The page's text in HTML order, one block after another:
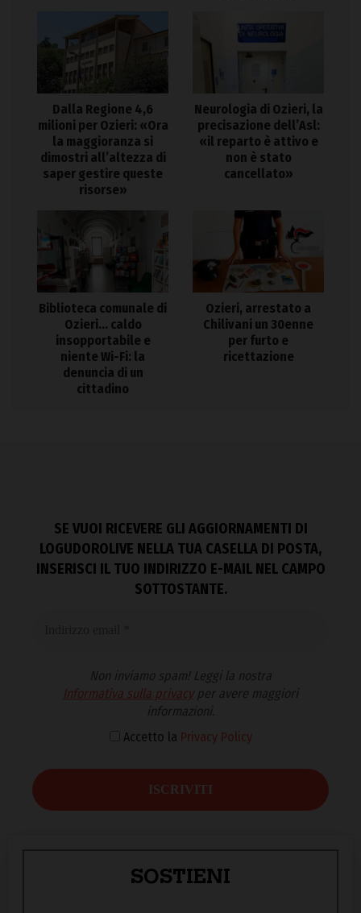
Dalla Regione 4,6
milioni per Ozieri: «Ora
la maggioranza si
dimostri all’altezza di
saper gestire queste
risorse»
Neurologia di Ozieri, la
precisazione dell’Asl:
«il reparto è attivo e
non è stato
cancellato»
Biblioteca comunale di
Ozieri… caldo
insopportabile e
niente Wi-Fi: la
denuncia di un
cittadino
Ozieri, arrestato a
Chilivani un 30enne
per furto e
ricettazione
SE VUOI RICEVERE GLI AGGIORNAMENTI DI
LOGUDOROLIVE NELLA TUA CASELLA DI POSTA,
INSERISCI IL TUO INDIRIZZO E-MAIL NEL CAMPO
SOTTOSTANTE.
Non inviamo spam! Leggi la nostra
Informativa sulla privacyper avere maggiori
informazioni.
Accetto la Privacy Policy
SOSTIENI